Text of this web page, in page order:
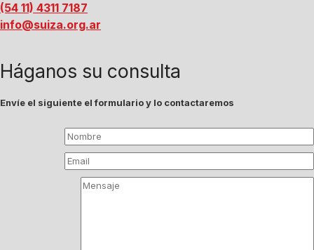
(54 11) 4311 7187
info@suiza.org.ar
Háganos su consulta
Envíe el siguiente el formulario y lo contactaremos